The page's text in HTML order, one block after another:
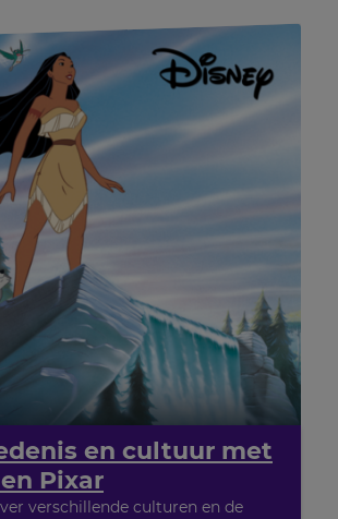
en cultuur met
Pixar
verschillende culturen en de